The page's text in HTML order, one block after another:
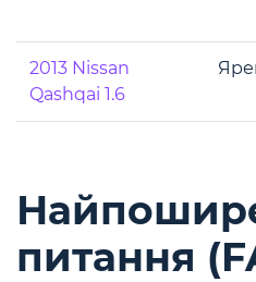
2013 Nissan
Qashqai 1.6
питання